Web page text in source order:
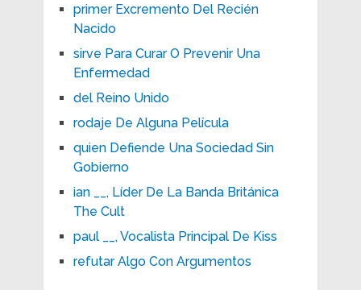
primer Excremento Del Recién
Nacido
sirve Para Curar O Prevenir Una
Enfermedad
del Reino Unido
rodaje De Alguna Película
quien Defiende Una Sociedad Sin
Gobierno
ian __, Líder De La Banda Británica
The Cult
paul __, Vocalista Principal De Kiss
refutar Algo Con Argumentos